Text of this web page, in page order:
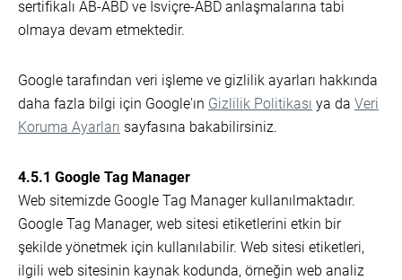
sertifikalı AB-ABD ve İsviçre-ABD anlaşmalarına tabi
olmaya devam etmektedir.
Google tarafından veri işleme ve gizlilik ayarları hakkında
daha fazla bilgi için Google'ın Gizlilik Politikası ya da Veri
Koruma Ayarları sayfasına bakabilirsiniz.
4.5.1 Google Tag Manager
Web sitemizde Google Tag Manager kullanılmaktadır.
Google Tag Manager, web sitesi etiketlerini etkin bir
şekilde yönetmek için kullanılabilir. Web sitesi etiketleri,
ilgili web sitesinin kaynak kodunda, örneğin web analiz